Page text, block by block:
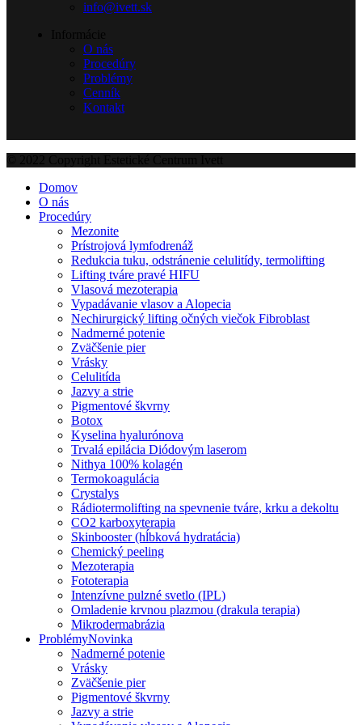
info@ivett.sk
O nás
Procedúry
Problémy
Cenník
Kontakt
Domov
O nás
Procedúry
Mezonite
Prístrojová lymfodrenáž
Redukcia tuku, odstránenie celulitídy, termolifting
Lifting tváre pravé HIFU
Vlasová mezoterapia
Vypadávanie vlasov a Alopecia
Nechirurgický lifting očných viečok Fibroblast
Nadmerné potenie
Zväčšenie pier
Vrásky
Celulitída
Jazvy a strie
Pigmentové škvrny
Botox
Kyselina hyalurónova
Trvalá epilácia Diódovým laserom
Nithya 100% kolagén
Termokoagulácia
Crystalys
Rádiotermolifting na spevnenie tváre, krku a dekoltu
CO2 karboxyterapia
Skinbooster (hĺbková hydratácia)
Chemický peeling
Mezoterapia
Fototerapia
Intenzívne pulzné svetlo (IPL)
Omladenie krvnou plazmou (drakula terapia)
Mikrodermabrázia
ProblémyNovinka
Nadmerné potenie
Vrásky
Zväčšenie pier
Pigmentové škvrny
Jazvy a strie